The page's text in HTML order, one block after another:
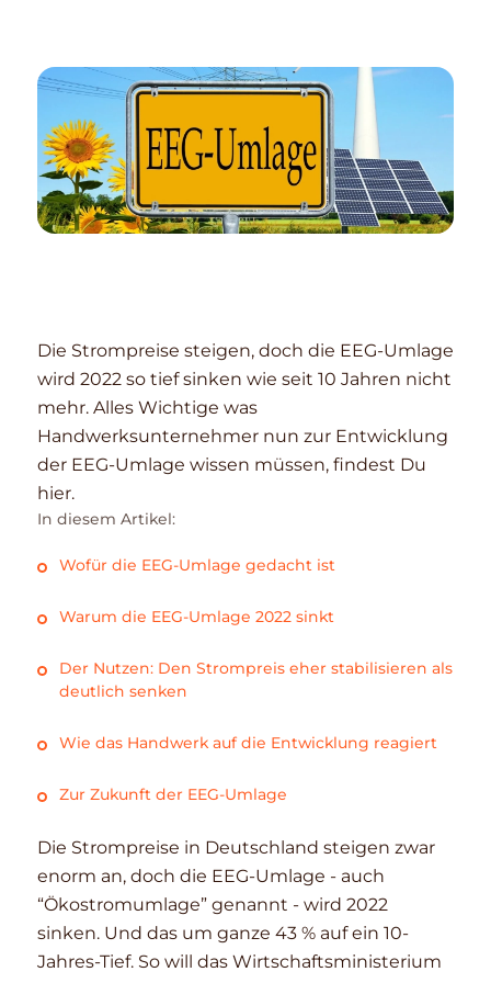
Die Strompreise steigen, doch die EEG-Umlage
wird 2022 so tief sinken wie seit 10 Jahren nicht
mehr. Alles Wichtige was
Handwerksunternehmer nun zur Entwicklung
der EEG-Umlage wissen müssen, findest Du
hier.
In diesem Artikel:
Wofür die EEG-Umlage gedacht ist
Warum die EEG-Umlage 2022 sinkt
Der Nutzen: Den Strompreis eher stabilisieren als
deutlich senken
Wie das Handwerk auf die Entwicklung reagiert
Zur Zukunft der EEG-Umlage
Die Strompreise in Deutschland steigen zwar
enorm an, doch die EEG-Umlage - auch
“Ökostromumlage” genannt - wird 2022
sinken. Und das um ganze 43 % auf ein 10-
Jahres-Tief. So will das Wirtschaftsministerium